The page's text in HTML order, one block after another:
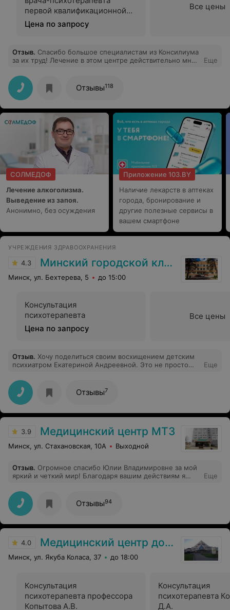
первой квалификационной
категории
Цена по запросу
Все цены
Отзыв. Спасибо большое специалистам из Консилиума
за их труд! Лечение в этом центре действительно мне
лучше
Еще
Отзывы118
СОЛМЕДОФ
Лечение алкоголизма.
Выведение из запоя.
Анонимно, без осуждения
Приложение 103.BY
Наличие лекарств в аптеках
города, бронирование и
другие полезные сервисы в
вашем смартфоне
УЧРЕЖДЕНИЯ ЗДРАВООХРАНЕНИЯ
4.3 Минский городской клинический центр психиатрии и психотерапии
Минск, ул. Бехтерева, 5 до 15:00
Консультация
психотерапевта
Цена по запросу
Все цены
Отзыв. Хочу поделиться своим восхищением детским
психиатром Екатериной Андреевной. Это не просто
редкой профессиональной интуицией и искренним,
по-настоящему человеческим подходом. Екатерина
Андреевна обладает удивительной способностью
находить путь к каждому , будь то ребёнок или
взрослый. Это человек, который чутко подстраивается
мнение и никогда не делает поспешных выводов.
Такое уважение к личности пациента — редкость и
большая ценность. Особенно хочется отметить, как
обращается с детьми. Она будто говорит с ними на их
языке. Но Екатерина Андреевна не только прекрасный
врач. Это ещё и человек , что смогла взять на себя
учебном учреждении, потратив на это свое личное
время . Это человек, который видит свою миссию
шире, чем просто медицинскую помощь.
Еще
Отзывы7
3.9 Медицинский центр МТЗ
Минск, ул. Стахановская, 10А Выходной
Отзыв. Огромное спасибо Юлии Владимировне за мой
яркий и четкий мир! Благодаря вашим действиям я
очень волновалась, переживала, боялась, но с легкой
руки и мягкого голоса Юлии Владимировны процедура
прошла комфортно и главное результативно! Вы —
профессионал! Отдельная благодарность вашей
команде за организацию и поддержку на всех этапах
Еще
Отзывы94
4.0 Медицинский центр доктора Копытова
Минск, ул. Якуба Коласа, 37 до 18:00
Консультация
психотерапевта профессора
Копытова А.В.
Консультация
психотерапевта
Д.А.